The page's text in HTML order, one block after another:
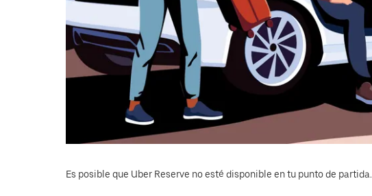
Es posible que Uber Reserve no esté disponible en tu punto de partida.